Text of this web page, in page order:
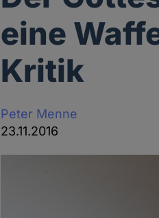
eine
Kritik
Peter Menne
23.11.2016